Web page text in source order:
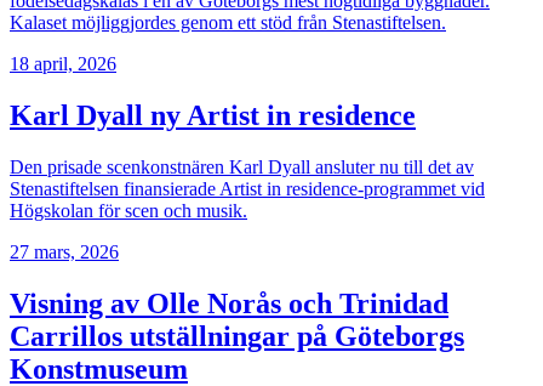
Kalaset möjliggjordes genom ett stöd från Stenastiftelsen.
18 april, 2026
Karl Dyall ny Artist in residence
Den prisade scenkonstnären Karl Dyall ansluter nu till det av
Stenastiftelsen finansierade Artist in residence-programmet vid
Högskolan för scen och musik.
27 mars, 2026
Visning av Olle Norås och Trinidad
Carrillos utställningar på Göteborgs
Konstmuseum